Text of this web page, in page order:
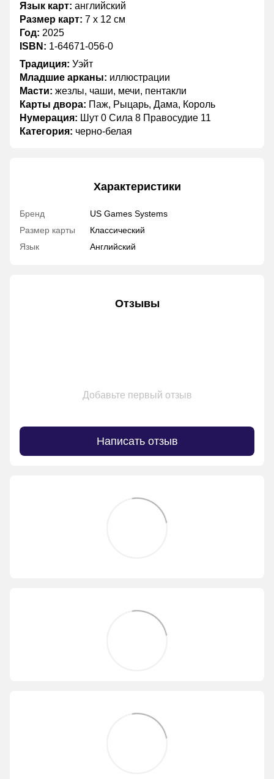
Язык карт: английский
Размер карт: 7 х 12 см
Год: 2025
ISBN: 1-64671-056-0
Традиция: Уэйт
Младшие арканы: иллюстрации
Масти: жезлы, чаши, мечи, пентакли
Карты двора: Паж, Рыцарь, Дама, Король
Нумерация: Шут 0 Сила 8 Правосудие 11
Категория: черно-белая
Характеристики
Бренд
US Games Systems
Размер карты
Классический
Язык
Английский
Отзывы
Добавьте первый отзыв
Написать отзыв